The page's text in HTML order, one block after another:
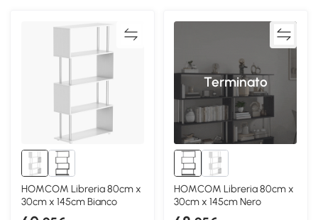
HOMCOM Libreria 80cm x
30cm x 145cm Bianco
Terminato
HOMCOM Libreria 80cm x
30cm x 145cm Nero